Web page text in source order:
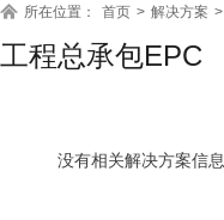
所在位置： 首页 > 解决方案 >
工程总承包EPC
没有相关解决方案信息